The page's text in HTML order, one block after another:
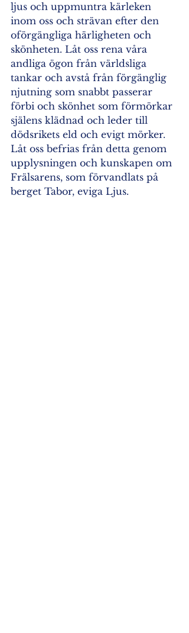
ljus och uppmuntra kärleken
inom oss och strävan efter den
oförgängliga härligheten och
skönheten. Låt oss rena våra
andliga ögon från världsliga
tankar och avstå från förgänglig
njutning som snabbt passerar
förbi och skönhet som förmörkar
själens klädnad och leder till
dödsrikets eld och evigt mörker.
Låt oss befrias från detta genom
upplysningen och kunskapen om
Frälsarens, som förvandlats på
berget Tabor, eviga Ljus.